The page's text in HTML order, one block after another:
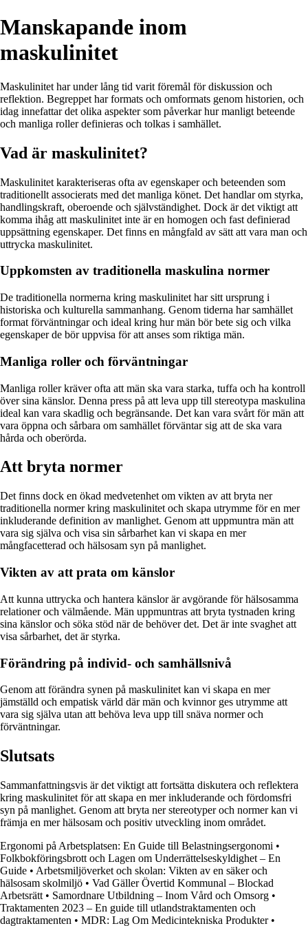
Manskapande inom
maskulinitet
Maskulinitet har under lång tid varit föremål för diskussion och
reflektion. Begreppet har formats och omformats genom historien, och
idag innefattar det olika aspekter som påverkar hur manligt beteende
och manliga roller definieras och tolkas i samhället.
Vad är maskulinitet?
Maskulinitet karakteriseras ofta av egenskaper och beteenden som
traditionellt associerats med det manliga könet. Det handlar om styrka,
handlingskraft, oberoende och självständighet. Dock är det viktigt att
komma ihåg att maskulinitet inte är en homogen och fast definierad
uppsättning egenskaper. Det finns en mångfald av sätt att vara man och
uttrycka maskulinitet.
Uppkomsten av traditionella maskulina normer
De traditionella normerna kring maskulinitet har sitt ursprung i
historiska och kulturella sammanhang. Genom tiderna har samhället
format förväntningar och ideal kring hur män bör bete sig och vilka
egenskaper de bör uppvisa för att anses som riktiga män.
Manliga roller och förväntningar
Manliga roller kräver ofta att män ska vara starka, tuffa och ha kontroll
över sina känslor. Denna press på att leva upp till stereotypa maskulina
ideal kan vara skadlig och begränsande. Det kan vara svårt för män att
vara öppna och sårbara om samhället förväntar sig att de ska vara
hårda och oberörda.
Att bryta normer
Det finns dock en ökad medvetenhet om vikten av att bryta ner
traditionella normer kring maskulinitet och skapa utrymme för en mer
inkluderande definition av manlighet. Genom att uppmuntra män att
vara sig själva och visa sin sårbarhet kan vi skapa en mer
mångfacetterad och hälsosam syn på manlighet.
Vikten av att prata om känslor
Att kunna uttrycka och hantera känslor är avgörande för hälsosamma
relationer och välmående. Män uppmuntras att bryta tystnaden kring
sina känslor och söka stöd när de behöver det. Det är inte svaghet att
visa sårbarhet, det är styrka.
Förändring på individ- och samhällsnivå
Genom att förändra synen på maskulinitet kan vi skapa en mer
jämställd och empatisk värld där män och kvinnor ges utrymme att
vara sig själva utan att behöva leva upp till snäva normer och
förväntningar.
Slutsats
Sammanfattningsvis är det viktigt att fortsätta diskutera och reflektera
kring maskulinitet för att skapa en mer inkluderande och fördomsfri
syn på manlighet. Genom att bryta ner stereotyper och normer kan vi
främja en mer hälsosam och positiv utveckling inom området.
Ergonomi på Arbetsplatsen: En Guide till Belastningsergonomi •
Folkbokföringsbrott och Lagen om Underrättelseskyldighet – En
Guide • Arbetsmiljöverket och skolan: Vikten av en säker och
hälsosam skolmiljö • Vad Gäller Övertid Kommunal – Blockad
Arbetsrätt • Samordnare Utbildning – Inom Vård och Omsorg •
Traktamenten 2023 – En guide till utlandstraktamenten och
dagtraktamenten • MDR: Lag Om Medicintekniska Produkter•